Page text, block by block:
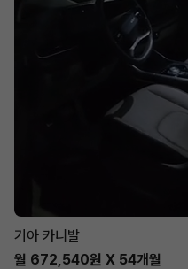
기아 카니발
월 672,540원 X 54개월